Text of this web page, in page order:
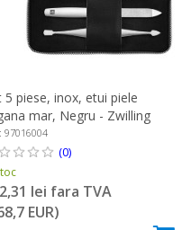
5 piese, inox, etui piele
mar, Negru - Zwilling
97016004
(0)
lei fara TVA
EUR)